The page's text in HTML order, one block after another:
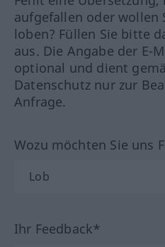
aufgefallen oder wollen
loben? Füllen Sie bitte
aus. Die Angabe der E-
optional und dient
Datenschutz nur zur
Anfrage.
Wozu möchten Sie uns
Ihr Feedback*